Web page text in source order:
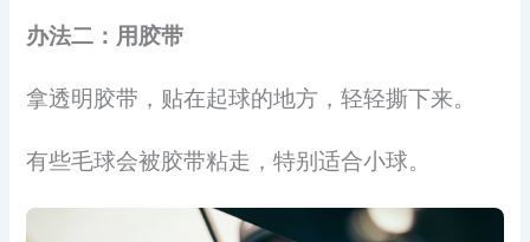
办法二：用胶带
拿透明胶带，贴在起球的地方，轻轻撕下来。
有些毛球会被胶带粘走，特别适合小球。